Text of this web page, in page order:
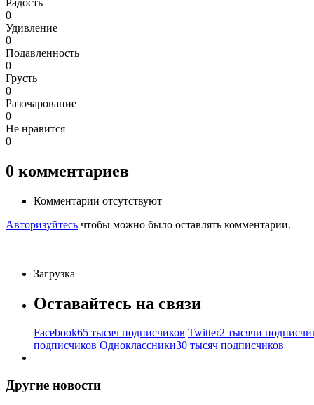
0
Удивление
0
Подавленность
0
Грусть
0
Разочарование
0
Не нравится
0
0 комментариев
Комментарии отсутствуют
Авторизуйтесь чтобы можно было оставлять комментарии.
Загрузка
Оставайтесь на связи
Facebook65 тысяч подписчиков Twitter2 тысячи
подписчиков Одноклассники30 тысяч подписчиков
Другие новости